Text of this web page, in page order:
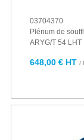
03704370
Plénum de
ARYG/T 54 LHT
648,00 € HT /